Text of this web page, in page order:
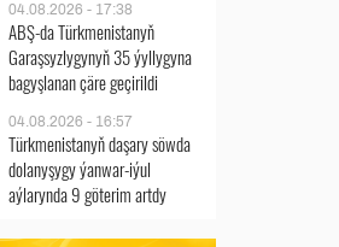
04.08.2026 - 17:38
ABŞ-da Türkmenistanyň
Garaşsyzlygynyň 35 ýyllygyna
bagyşlanan çäre geçirildi
04.08.2026 - 16:57
Türkmenistanyň daşary söwda
dolanyşygy ýanwar-iýul
aýlarynda 9 göterim artdy